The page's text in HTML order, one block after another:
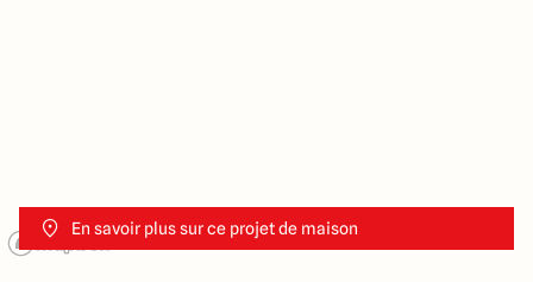
En savoir plus sur ce projet de maison